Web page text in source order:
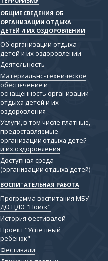
ОБЩИЕ СВЕДЕНИЯ ОБ
ОРГАНИЗАЦИИ ОТДЫХА
ДЕТЕЙ И ИХ ОЗДОРОВЛЕНИИ
Об организации отдыха
детей и их оздоровлении
Деятельность
Материально-техническое
обеспечение и
оснащенность организации
отдыха детей и их
оздоровления
Услуги, в том числе платные,
предоставляемые
организации отдыха детей
и их оздоровления
Доступная среда
(организации отдыха детей)
ВОСПИТАТЕЛЬНАЯ РАБОТА
Программа воспитания МБУ
ДО ЦДО "Поиск"
История фестивалей
Проект "Успешный
ребенок"
Фестивали